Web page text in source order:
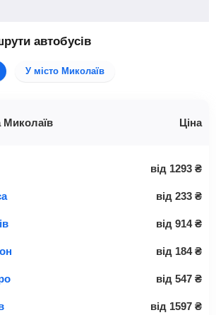
автобусів
У місто Миколаїв
Миколаїв Ціна
від 1293 ₴
від 233 ₴
від 914 ₴
від 184 ₴
від 547 ₴
від 1597 ₴